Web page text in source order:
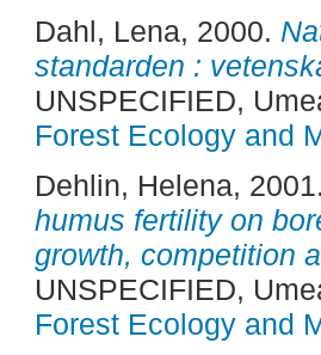
Dahl, Lena, 2000.
standarden :
UNSPECIFIED,
Forest Ecology and
Dehlin, Helena,
humus fertility on
growth, competition
UNSPECIFIED,
Forest Ecology and